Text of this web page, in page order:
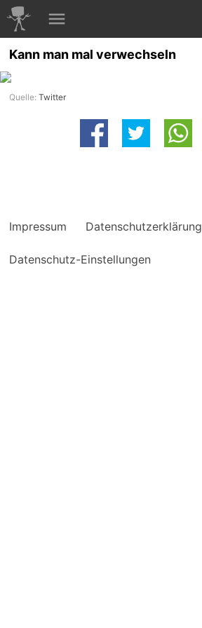
Kann man mal verwechseln
Quelle:Twitter
Impressum Datenschutzerklärung
Datenschutz-Einstellungen